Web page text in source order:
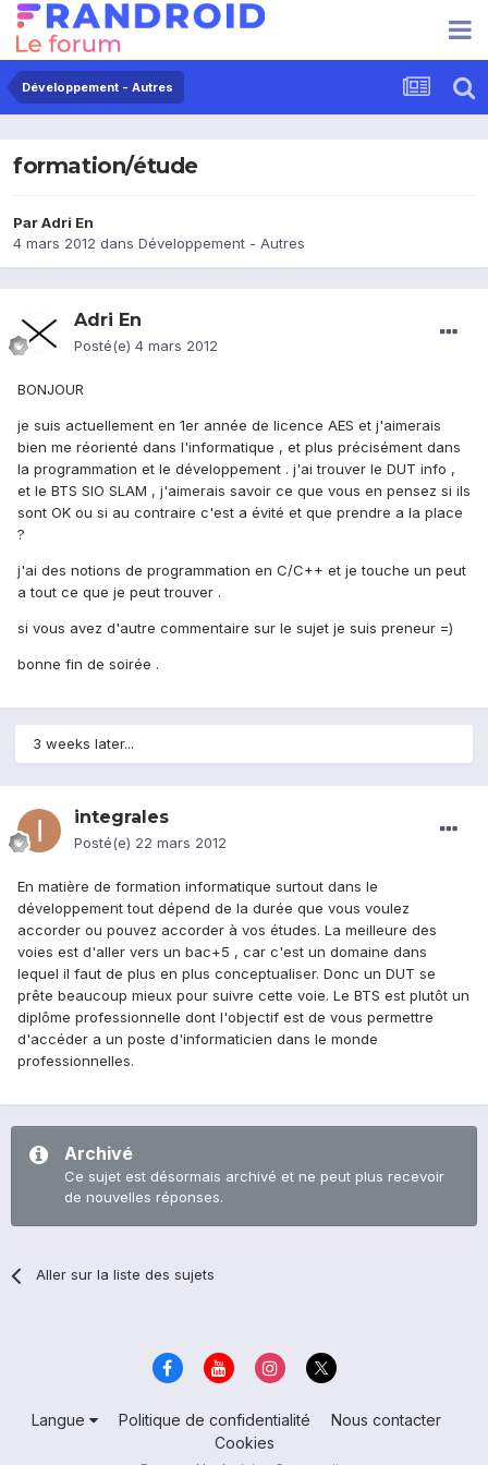
Développement - Autres
formation/étude
ParAdri En
4 mars 2012 dans Développement - Autres
Adri En
Posté(e) 4 mars 2012
BONJOUR
je suis actuellement en 1er année de licence AES et j'aimerais
bien me réorienté dans l'informatique , et plus précisément dans
la programmation et le développement . j'ai trouver le DUT info ,
et le BTS SIO SLAM , j'aimerais savoir ce que vous en pensez si ils
sont OK ou si au contraire c'est a évité et que prendre a la place
?
j'ai des notions de programmation en C/C++ et je touche un peut
a tout ce que je peut trouver .
si vous avez d'autre commentaire sur le sujet je suis preneur =)
bonne fin de soirée .
3 weeks later...
integrales
Posté(e) 22 mars 2012
En matière de formation informatique surtout dans le
développement tout dépend de la durée que vous voulez
accorder ou pouvez accorder à vos études. La meilleure des
voies est d'aller vers un bac+5 , car c'est un domaine dans
lequel il faut de plus en plus conceptualiser. Donc un DUT se
prête beaucoup mieux pour suivre cette voie. Le BTS est plutôt un
diplôme professionnelle dont l'objectif est de vous permettre
d'accéder a un poste d'informaticien dans le monde
professionnelles.
Archivé
Ce sujet est désormais archivé et ne peut plus recevoir
de nouvelles réponses.
Aller sur la liste des sujets
Langue Politique de confidentialité
Nous contacter
Cookies